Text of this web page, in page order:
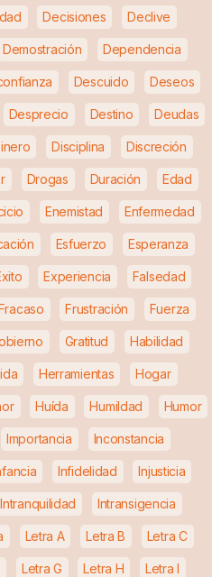
Decisiones Declive
Demostración Dependencia
Descuido Deseos
Desprecio Destino Deudas
Disciplina Discreción
Drogas Duración Edad
Enemistad Enfermedad
Esfuerzo Esperanza
Experiencia Falsedad
Frustración Fuerza
Gratitud Habilidad
Herramientas Hogar
Huída Humildad Humor
Importancia Inconstancia
Infidelidad Injusticia
Intranquilidad Intransigencia
Letra A Letra B Letra C
Letra G Letra H Letra I